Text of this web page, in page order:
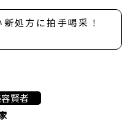
処方に拍手喝采！
賢者